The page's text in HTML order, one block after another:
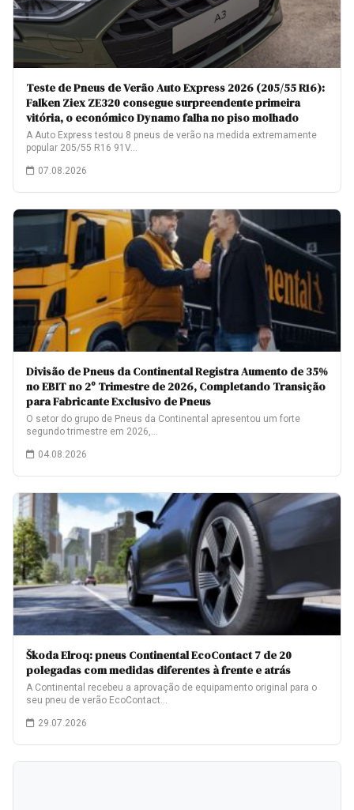
Teste de Pneus de Verão Auto Express 2026 (205/55 R16):
Falken Ziex ZE320 consegue surpreendente primeira
vitória, o económico Dynamo falha no piso molhado
A Auto Express testou 8 pneus de verão na medida extremamente
popular 205/55 R16 91V…
07.08.2026
Divisão de Pneus da Continental Registra Aumento de 35%
no EBIT no 2º Trimestre de 2026, Completando Transição
para Fabricante Exclusivo de Pneus
O setor do grupo de Pneus da Continental apresentou um forte
segundo trimestre em 2026,…
04.08.2026
Škoda Elroq: pneus Continental EcoContact 7 de 20
polegadas com medidas diferentes à frente e atrás
A Continental recebeu a aprovação de equipamento original para o
seu pneu de verão EcoContact…
29.07.2026